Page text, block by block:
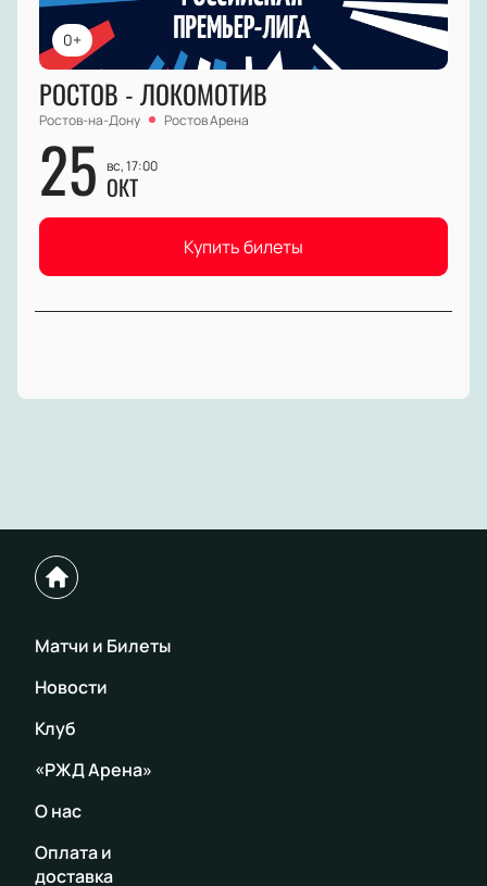
0+
РОСТОВ - ЛОКОМОТИВ
Ростов-на-Дону Ростов Арена
25 вс, 17:00
ОКТ
Купить билеты
Матчи и Билеты
Новости
Клуб
«РЖД Арена»
О нас
Оплата и
доставка